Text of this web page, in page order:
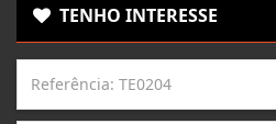
TENHO INTERESSE